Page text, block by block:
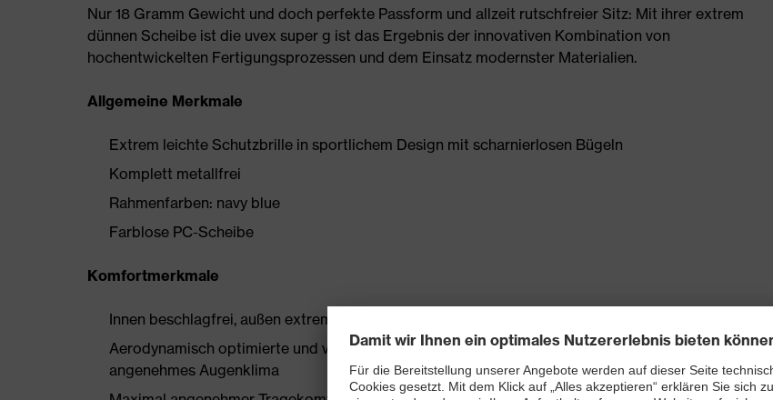
Nur 18 Gramm Gewicht und doch perfekte Passform und allzeit rutschfreier Sitz: Mit ihrer extrem
dünnen Scheibe ist die uvex super g ist das Ergebnis der innovativen Kombination von
hochentwickelten Fertigungsprozessen und dem Einsatz modernster Materialien.
Allgemeine Merkmale
Extrem leichte Schutzbrille in sportlichem Design mit scharnierlosen Bügeln
Komplett metallfrei
Rahmenfarben: navy blue
Farblose PC-Scheibe
Komfortmerkmale
Innen beschlagfrei, außen extrem kratzfest und chemikalienbeständig (uvex supravision excellence)
Aerodynamisch optimierte und vorgeneigte Scheibengeometrie sorgt für beste Belüftung und
angenehmes Augenklima